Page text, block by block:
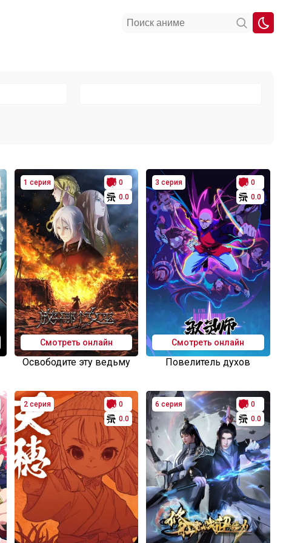
1 серия
0
0.0
Смотреть онлайн
Освободите эту ведьму
3 серия
0
0.0
Смотреть онлайн
Повелитель духов
2 серия
0
0.0
6 серия
0
0.0